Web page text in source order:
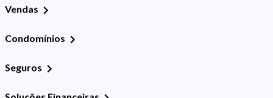
Vendas
Condomínios
Seguros